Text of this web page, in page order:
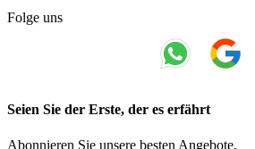
Folge uns
Seien Sie der Erste, der es erfährt
Abonnieren Sie unsere besten Angebote.